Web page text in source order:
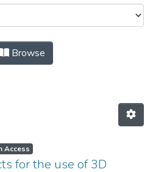
інженерія і
Browse
Access
for the use of 3D